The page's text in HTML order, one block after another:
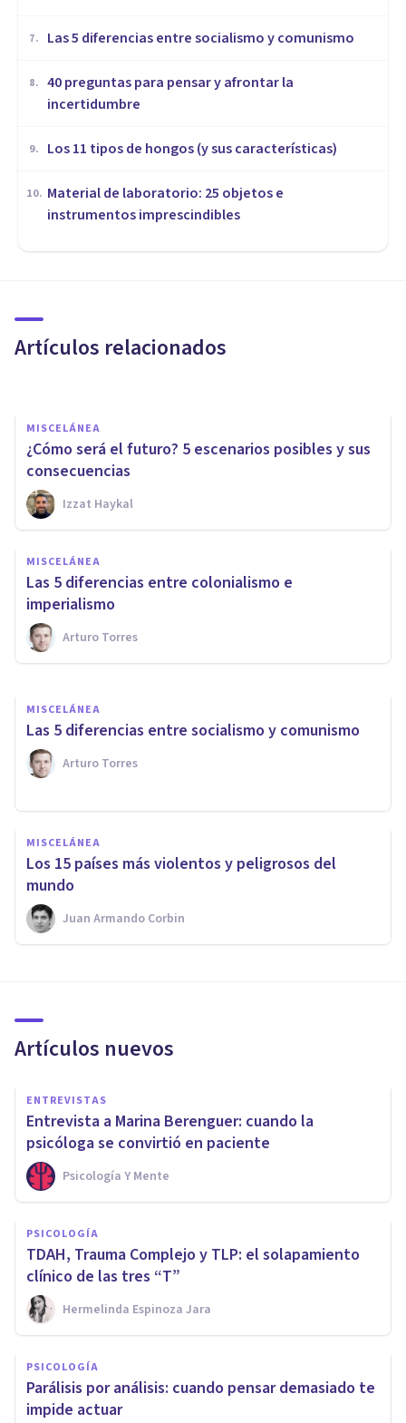
7. Las 5 diferencias entre socialismo y comunismo
8. 40 preguntas para pensar y afrontar la
incertidumbre
9. Los 11 tipos de hongos (y sus características)
10. Material de laboratorio: 25 objetos e
instrumentos imprescindibles
Artículos relacionados
mundo (y origen de su fortuna)
MISCELÁNEA
¿Cómo será el futuro? 5 escenarios posibles y sus
consecuencias
Izzat Haykal
MISCELÁNEA
Las 5 diferencias entre colonialismo e
imperialismo
Arturo Torres
MISCELÁNEA
6 ejemplos de inteligencia
artificial aplicada a la
sociedad
Joaquín Mateu-Mollá
MISCELÁNEA
Las 5 diferencias entre socialismo y comunismo
Arturo Torres
MISCELÁNEA
Los 15 países más violentos y peligrosos del
mundo
Juan Armando Corbin
Artículos nuevos
ENTREVISTAS
Entrevista a Marina Berenguer: cuando la
psicóloga se convirtió en paciente
Psicología Y Mente
PSICOLOGÍA
TDAH, Trauma Complejo y TLP: el solapamiento
clínico de las tres “T”
Hermelinda Espinoza Jara
PSICOLOGÍA
Parálisis por análisis: cuando pensar demasiado te
impide actuar